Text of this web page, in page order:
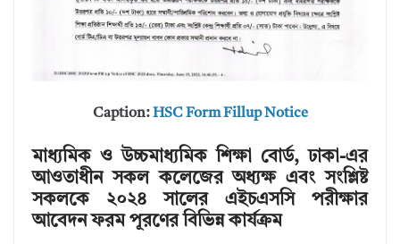
Caption:HSC Form Fillup Notice
মাধ্যমিক ও উচ্চমাধ্যমিক শিক্ষা বোর্ড, ঢাকা-এর
আওতাধীন সকল কলেজের অধ্যক্ষ এবং সংশ্লিষ্ট
সকলকে ২০২৪ সালের এইচএসসি পরীক্ষার
আবেদন ফরম পূরণের বিভিন্ন কার্যক্রম